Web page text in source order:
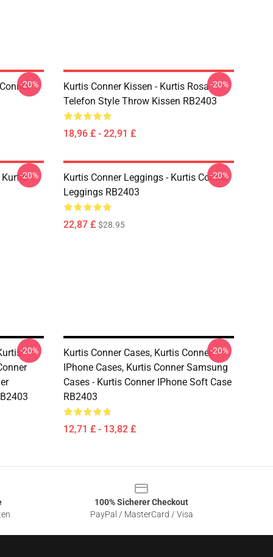
-20%
Kurtis Conner Kissen - Kurtis Rosa
Telefon Style Throw Kissen RB2403
18,96 £ - 22,91 £
-20%
Kurtis-20%
Kurtis Conner Leggings - Kurtis Conner
Leggings RB2403
22,87 £ $28.95
-20%
-20%
Kurtis Conner Cases, Kurtis Conner
IPhone Cases, Kurtis Conner Samsung
Cases - Kurtis Conner IPhone Soft Case
RB2403
12,71 £ - 13,82 £
-20%
100% Sicherer Checkout
PayPal / MasterCard / Visa